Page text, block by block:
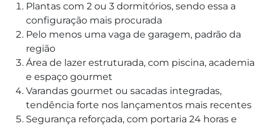
Plantas com 2 ou 3 dormitórios, sendo essa a
configuração mais procurada
Pelo menos uma vaga de garagem, padrão da
região
Área de lazer estruturada, com piscina, academia
e espaço gourmet
Varandas gourmet ou sacadas integradas,
tendência forte nos lançamentos mais recentes
Segurança reforçada, com portaria 24 horas e